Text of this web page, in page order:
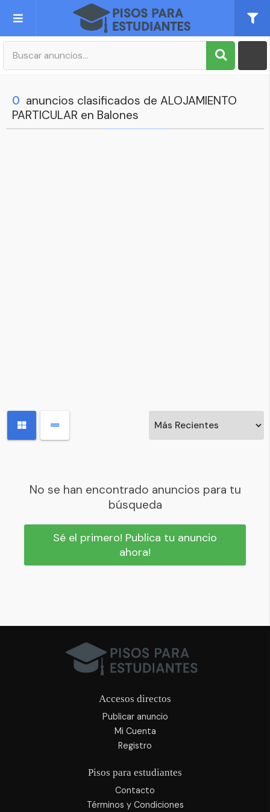
Publica tu Anuncio
Mi cuenta
0 anuncios clasificados de ALOJAMIENTO
PARTICULAR en Balones
No se han encontrado anuncios para tu
búsqueda
Sé el primero! Publica tu anuncio
ahora!
Accesos directos
Publicar anuncio
Mi Cuenta
Registro
Pisos para estudiantes
Contacto
Términos y Condiciones